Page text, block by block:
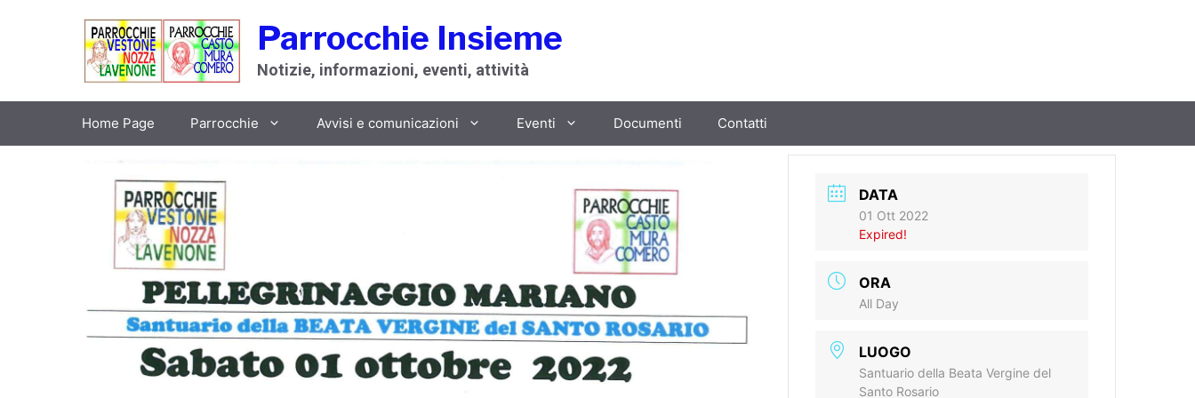
Parrocchie Insieme
Notizie, informazioni, eventi, attività
Home Page Parrocchie Avvisi e comunicazioni Eventi Documenti Contatti
DATA
01 Ott 2022
Expired!
ORA
All Day
LUOGO
Santuario della Beata Vergine del
Santo Rosario